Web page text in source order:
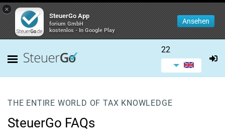
×
SteuerGo App
forium GmbH
kostenlos - In Google Play
Ansehen
22
THE ENTIRE WORLD OF TAX KNOWLEDGE
SteuerGo FAQs